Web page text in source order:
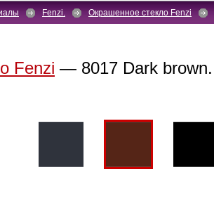
Fenzi. Окрашенное стекло Fenzi
Fenzi — 8017 Dark brown.